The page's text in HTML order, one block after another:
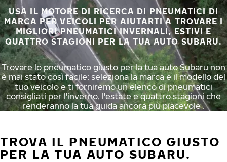
USA IL MOTORE DI RICERCA DI PNEUMATICI DI
MARCA PER VEICOLI PER AIUTARTI A TROVARE I
MIGLIORI PNEUMATICI INVERNALI, ESTIVI E
QUATTRO STAGIONI PER LA TUA AUTO SUBARU.
Trovare lo pneumatico giusto per la tua auto Subaru non
è mai stato così facile: seleziona la marca e il modello del
tuo veicolo e ti forniremo un elenco di pneumatici
consigliati per l'inverno, l'estate e quattro stagioni che
renderanno la tua guida ancora più piacevole .
TROVA IL PNEUMATICO GIUSTO
PER LA TUA AUTO SUBARU.